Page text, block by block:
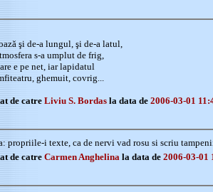
şi de-a lungul, şi de-a latul,
s-a umplut de frig,
e pe net, iar lapidatul
ghemuit, covrig...
de catre Liviu S. Bordas la data de 2006-03-01
propriile-i texte, ca de nervi vad rosu si scriu
de catre Carmen Anghelina la data de 2006-03-01